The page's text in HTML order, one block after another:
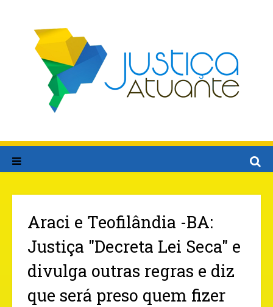
Araci e Teofilândia -BA:
Justiça "Decreta Lei Seca" e
divulga outras regras e diz
que será preso quem fizer